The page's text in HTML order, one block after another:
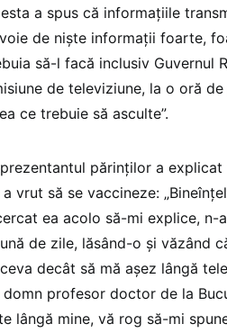
a spus că informațiile
de niște informații foarte,
să-l facă inclusiv Guvernul
de televiziune, la o oră
ce trebuie să asculte”.
părinților a
a vrut să se vaccineze:
ea acolo să-mi explice, n-
de zile, lăsând-o și văzând
decât să mă așez lângă
domn profesor doctor de la
lângă mine, vă rog să-mi